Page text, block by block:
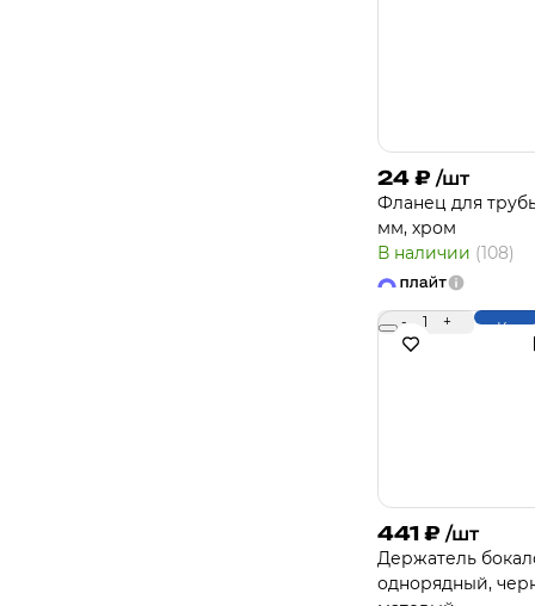
24 ₽ /шт
Фланец для
мм, хром
В наличии (108)
- 1 +
441 ₽ /шт
Держатель
однорядный,